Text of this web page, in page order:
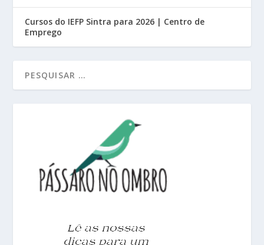
Cursos do IEFP Sintra para 2026 | Centro de
Emprego